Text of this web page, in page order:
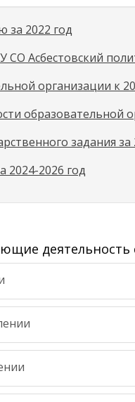
за 2022 год
Асбестовский
организации к
образовательной
задания за
2024-2026 год
деятельность